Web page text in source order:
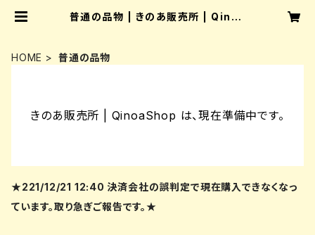
普通の品物 | きのあ販売所 | Qinoa
HOME 普通の品物
きのあ販売所 | QinoaShop は、現在準備中です。
★221/12/21 12:40 決済会社の誤判定で現在購入できなくなっ
ています。取り急ぎご報告です。★